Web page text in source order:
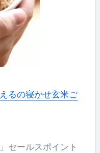
るの寝かせ玄米ご
セールスポイント